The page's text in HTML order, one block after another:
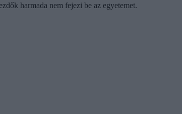
harmada nem fejezi be az egyetemet.